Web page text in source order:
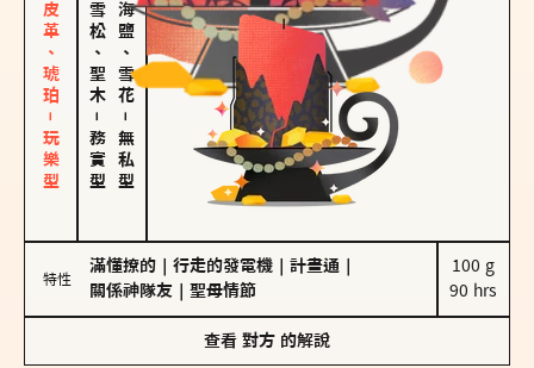
皮革、琥珀－玩樂型 雪松、聖木
－
務實型
海鹽、雪花
－
無私型
特性
滿懂撩的 行走的發電機 計畫通
關係神隊友
聖母情節
100 g
90 hrs
查看 對方 的解說